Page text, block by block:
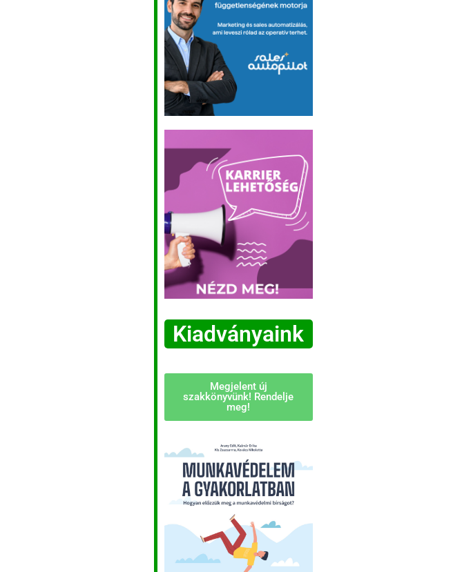
Kiadványaink
Megjelent új
szakkönyvünk! Rendelje
meg!